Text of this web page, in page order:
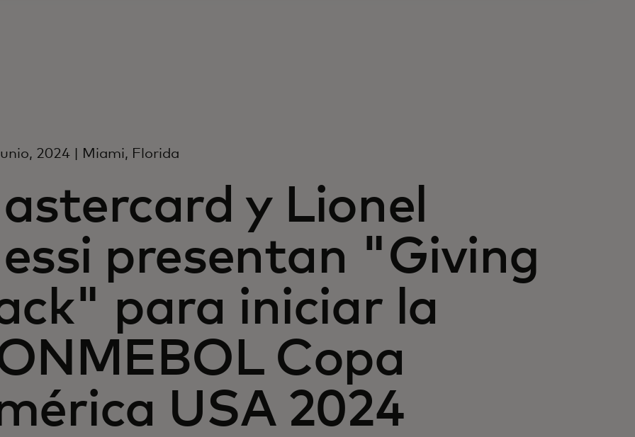
2024 | Miami, Florida
y Lionel
presentan "Giving
para iniciar la
Copa
USA 2024